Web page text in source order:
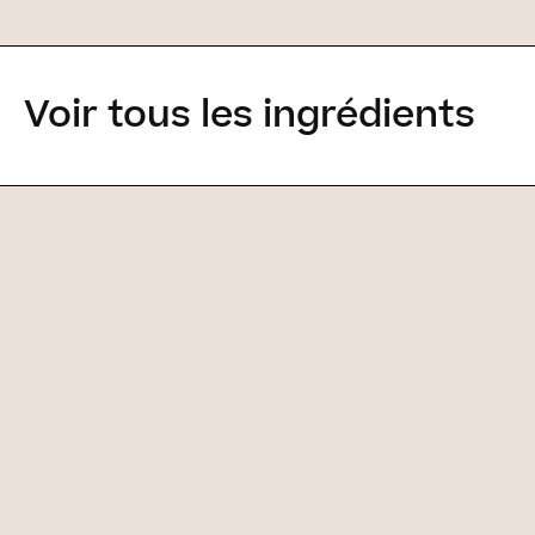
Voir tous les ingrédients